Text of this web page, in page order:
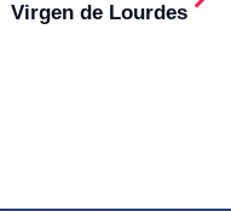
Virgen de Lourdes